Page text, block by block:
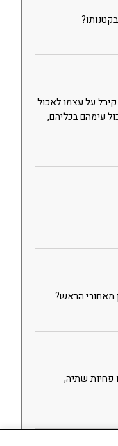
על עצמו לאכול
עימהם בכליהם,
מאחורי הראש?
פחיות שתיה,